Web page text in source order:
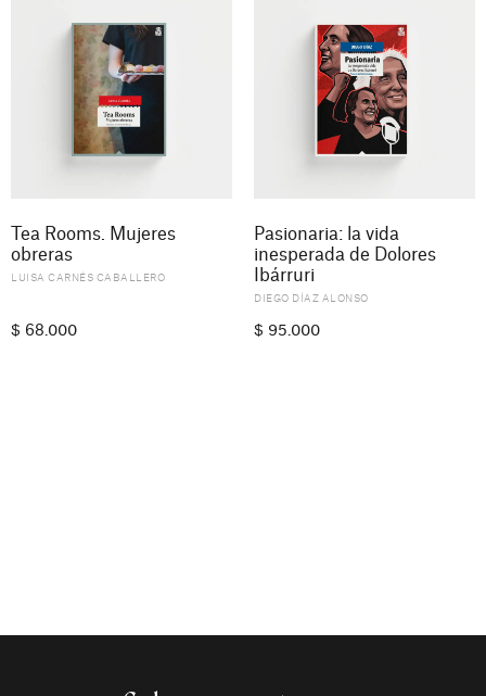
Tea Rooms. Mujeres
obreras
LUISA CARNÉS CABALLERO
$ 68.000
Pasionaria: la vida
inesperada de Dolores
Ibárruri
DIEGO DÍAZ ALONSO
$ 95.000